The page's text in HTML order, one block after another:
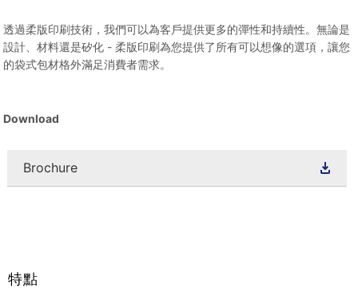
透過柔版印刷技術，我們可以為客戶提供更多的彈性和持續性。無論是
設計、材料還是矽化 - 柔版印刷為您提供了所有可以想像的選項，讓您
的袋式包材格外滿足消費者需求。
Download
Brochure
特點